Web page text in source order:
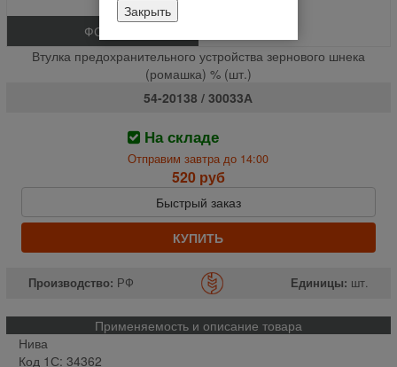
ФОТО
Втулка предохранительного устройства зернового шнека
(ромашка) % (шт.)
54-20138 / 30033А
На складе
Отправим завтра до 14:00
520 руб
Быстрый заказ
КУПИТЬ
Производство: РФ Единицы: шт.
Применяемость и описание товара
Нива
Код 1С: 34362
Закрыть